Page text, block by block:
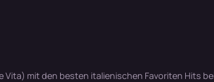
mit den besten italienischen Favoriten Hits bei